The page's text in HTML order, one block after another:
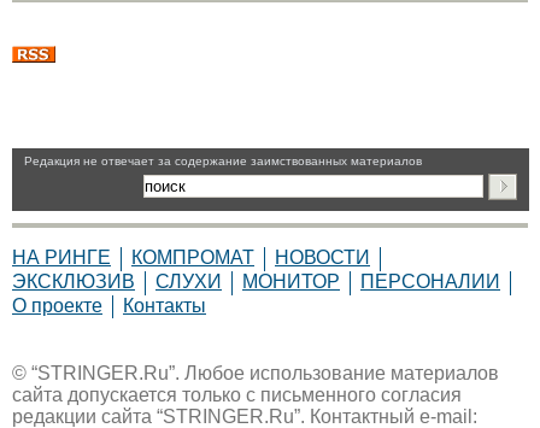
Pедакция не отвечает за содержание заимствованных материалов
НА РИНГЕ КОМПРОМАТ
НОВОСТИ
ЭКСКЛЮЗИВ
СЛУХИ МОНИТОР
ПЕРСОНАЛИИ
О проекте
Контакты
© “STRINGER.Ru”. Любое использование материалов
сайта допускается только с письменного согласия
редакции сайта “STRINGER.Ru”. Контактный e-mail: